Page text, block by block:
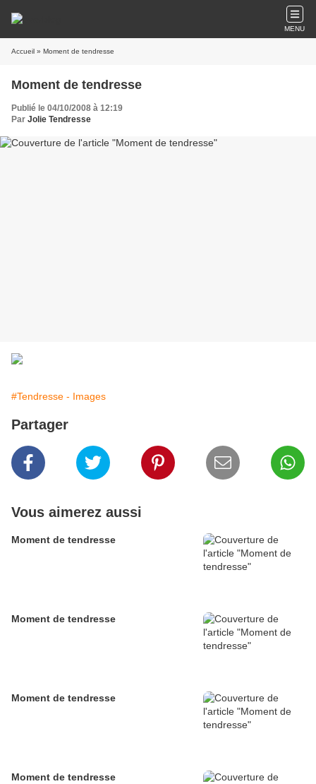
MENU
Accueil » Moment de tendresse
Moment de tendresse
Publié le 04/10/2008 à 12:19
Par Jolie Tendresse
#Tendresse - Images
Partager
Vous aimerez aussi
Moment de tendresse
Moment de tendresse
Moment de tendresse
Moment de tendresse